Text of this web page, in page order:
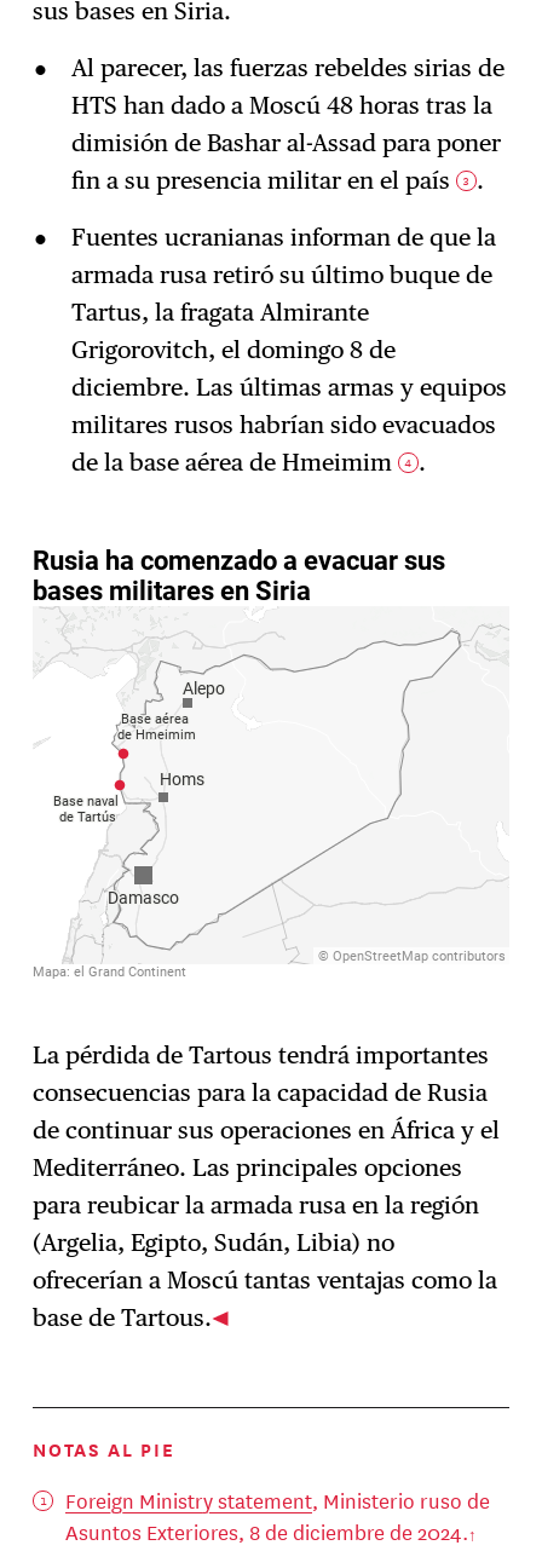
sus bases en Siria.
Al parecer, las fuerzas rebeldes sirias de
HTS han dado a Moscú 48 horas tras la
dimisión de Bashar al-Assad para poner
fin a su presencia militar en el país
3 .
Fuentes ucranianas informan de que la
armada rusa retiró su último buque de
Tartus, la fragata Almirante
Grigorovitch, el domingo 8 de
diciembre. Las últimas armas y equipos
militares rusos habrían sido evacuados
de la base aérea de Hmeimim
4 .
La pérdida de Tartous tendrá importantes
consecuencias para la capacidad de Rusia
de continuar sus operaciones en África y el
Mediterráneo. Las principales opciones
para reubicar la armada rusa en la región
(Argelia, Egipto, Sudán, Libia) no
ofrecerían a Moscú tantas ventajas como la
base de Tartous.
NOTAS AL PIE
Foreign Ministry statement, Ministerio ruso de
Asuntos Exteriores, 8 de diciembre de 2024.